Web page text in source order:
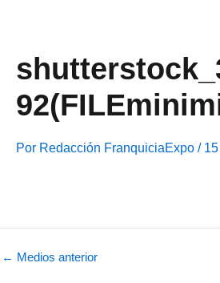
Por Redacción FranquiciaExpo /
← Medios anterior